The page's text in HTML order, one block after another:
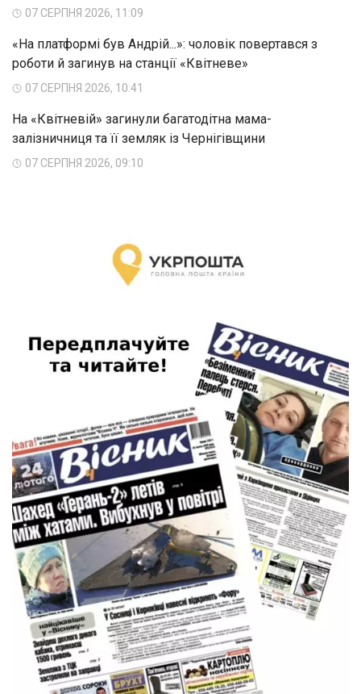
07 СЕРПНЯ 2026, 11:09
«На платформі був Андрій...»: чоловік повертався з
роботи й загинув на станції «Квітневе»
07 СЕРПНЯ 2026, 10:41
На «Квітневій» загинули багатодітна мама-
залізничниця та її земляк із Чернігівщини
07 СЕРПНЯ 2026, 09:10